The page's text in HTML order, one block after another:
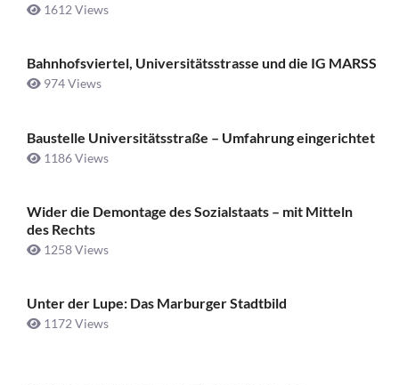
1612 Views
Bahnhofsviertel, Universitätsstrasse und die IG MARSS
974 Views
Baustelle Universitätsstraße ­– Umfahrung eingerichtet
1186 Views
Wider die Demontage des Sozialstaats – mit Mitteln
des Rechts
1258 Views
Unter der Lupe: Das Marburger Stadtbild
1172 Views